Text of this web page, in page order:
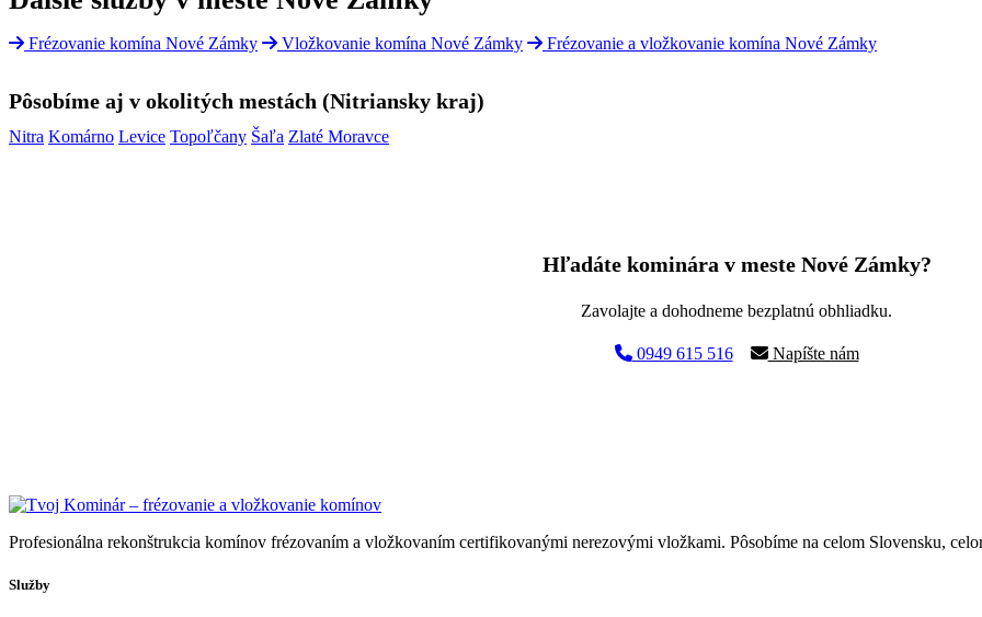
Frézovanie komína Nové Zámky Vložkovanie komína Nové Zámky Frézovanie a vložkovanie komína Nové Zámky
Pôsobíme aj v okolitých mestách (Nitriansky kraj)
Nitra Komárno Levice Topoľčany Šaľa Zlaté Moravce
Hľadáte kominára v meste Nové Zámky?
Zavolajte a dohodneme bezplatnú obhliadku.
0949 615 516 Napíšte nám
Profesionálna rekonštrukcia komínov frézovaním a vložkovaním certifikovanými nerezovými vložkami. Pôsobíme na celom Slovensku,
Služby